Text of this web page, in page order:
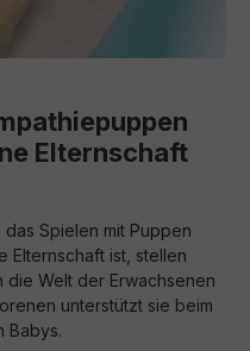
Elternschaft
Spielen mit Puppen
Elternschaft ist, stellen
die Welt der Erwachsenen
unterstützt sie beim
Babys.